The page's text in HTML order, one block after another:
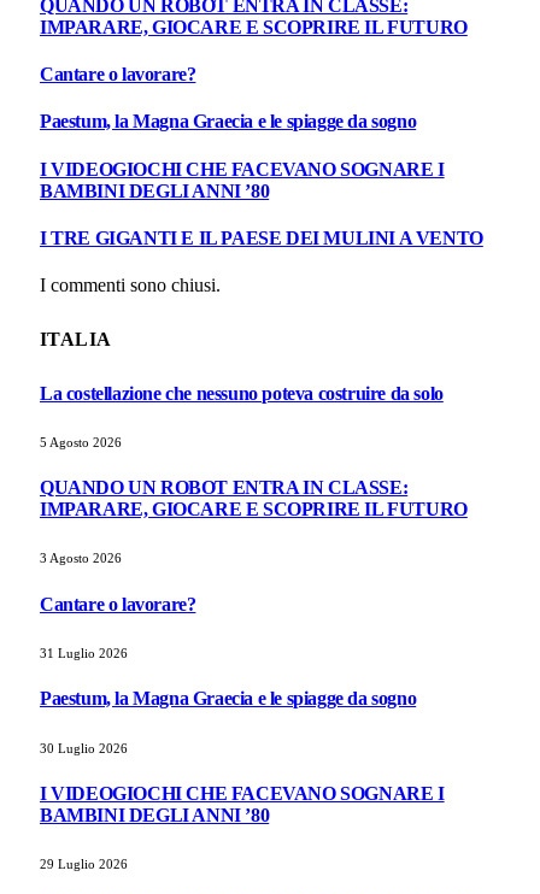
QUANDO UN ROBOT ENTRA IN CLASSE:
IMPARARE, GIOCARE E SCOPRIRE IL FUTURO
Cantare o lavorare?
Paestum, la Magna Graecia e le spiagge da sogno
I VIDEOGIOCHI CHE FACEVANO SOGNARE I
BAMBINI DEGLI ANNI ’80
I TRE GIGANTI E IL PAESE DEI MULINI A VENTO
I commenti sono chiusi.
ITALIA
La costellazione che nessuno poteva costruire da solo
5 Agosto 2026
QUANDO UN ROBOT ENTRA IN CLASSE:
IMPARARE, GIOCARE E SCOPRIRE IL FUTURO
3 Agosto 2026
Cantare o lavorare?
31 Luglio 2026
Paestum, la Magna Graecia e le spiagge da sogno
30 Luglio 2026
I VIDEOGIOCHI CHE FACEVANO SOGNARE I
BAMBINI DEGLI ANNI ’80
29 Luglio 2026